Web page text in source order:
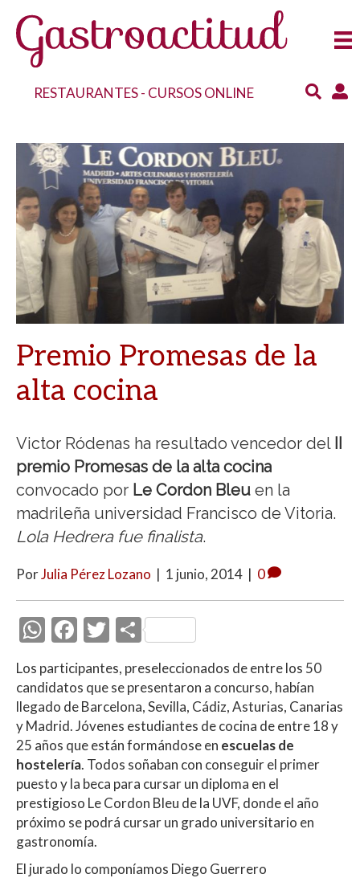
RESTAURANTES- CURSOS ONLINE
Premio Promesas de la
alta cocina
Victor Ródenas ha resultado vencedor del II
premio Promesas de la alta cocina
convocado por Le Cordon Bleu en la
madrileña universidad Francisco de Vitoria.
Lola Hedrera fue finalista.
PorJulia Pérez Lozano | 1 junio, 2014 | 0
W
at
s
A
p
p
F
ac
e
b
o
o
k
T
itt
er
C
m
p
ar
ti
r
Los participantes, preseleccionados de entre los 50
candidatos que se presentaron a concurso, habían
llegado de Barcelona, Sevilla, Cádiz, Asturias, Canarias
y Madrid. Jóvenes estudiantes de cocina de entre 18 y
25 años que están formándose en escuelas de
hostelería. Todos soñaban con conseguir el primer
puesto y la beca para cursar un diploma en el
prestigioso Le Cordon Bleu de la UVF, donde el año
próximo se podrá cursar un grado universitario en
gastronomía.
El jurado lo componíamos Diego Guerrero